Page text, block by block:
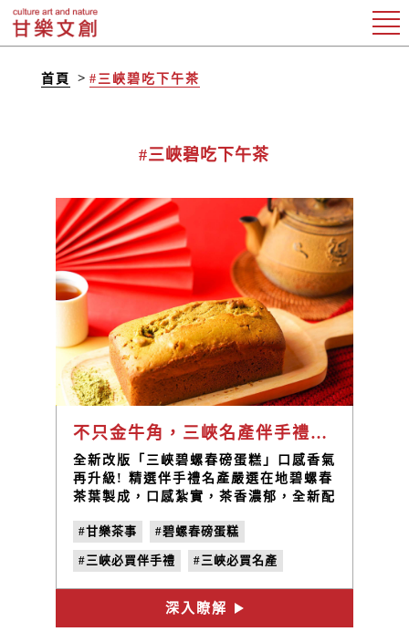
首頁 #三峽碧吃下午茶
#三峽碧吃下午茶
不只金牛角，三峽名產伴手禮推薦禾乃川三峽碧螺春抹綠磅蛋糕
全新改版「三峽碧螺春磅蛋糕」口感香氣
再升級! 精選伴手禮名產嚴選在地碧螺春
茶葉製成，口感紮實，茶香濃郁，全新配
實的蛋糕體中，品嚐的到濕潤香厚且綿密
的餡雙重口感，記得搭配一杯碧螺春綠茶
或是青仁黑豆茶，給您最具代表三峽的午
茶體驗，喜歡碧螺春茶香的朋友們不要錯
#甘樂茶事 #碧螺春磅蛋糕
#三峽必買伴手禮 #三峽必買名產
#三峽必吃甜點 #三峽碧吃下午茶
#三峽碧螺春
深入瞭解